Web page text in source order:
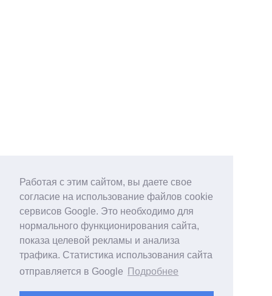
Работая с этим сайтом, вы даете свое
согласие на использование файлов cookie
сервисов Google. Это необходимо для
нормального функционирования сайта,
показа целевой рекламы и анализа
трафика. Статистика использования сайта
отправляется в Google
Подробнее